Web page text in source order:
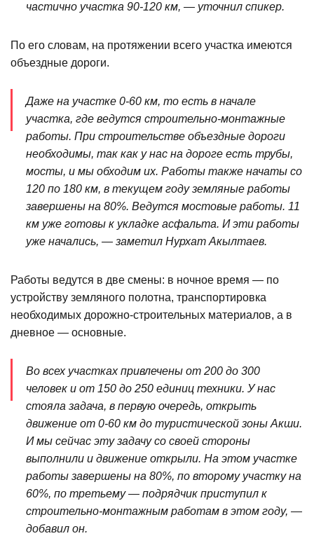
частично участка 90-120 км, — уточнил спикер.
По его словам, на протяжении всего участка имеются
объездные дороги.
Даже на участке 0-60 км, то есть в начале
участка, где ведутся строительно-монтажные
работы. При строительстве объездные дороги
необходимы, так как у нас на дороге есть трубы,
мосты, и мы обходим их. Работы также начаты со
120 по 180 км, в текущем году земляные работы
завершены на 80%. Ведутся мостовые работы. 11
км уже готовы к укладке асфальта. И эти работы
уже начались, — заметил Нурхат Акылтаев.
Работы ведутся в две смены: в ночное время — по
устройству земляного полотна, транспортировка
необходимых дорожно-строительных материалов, а в
дневное — основные.
Во всех участках привлечены от 200 до 300
человек и от 150 до 250 единиц техники. У нас
стояла задача, в первую очередь, открыть
движение от 0-60 км до туристической зоны Акши.
И мы сейчас эту задачу со своей стороны
выполнили и движение открыли. На этом участке
работы завершены на 80%, по второму участку на
60%, по третьему — подрядчик приступил к
строительно-монтажным работам в этом году, —
добавил он.